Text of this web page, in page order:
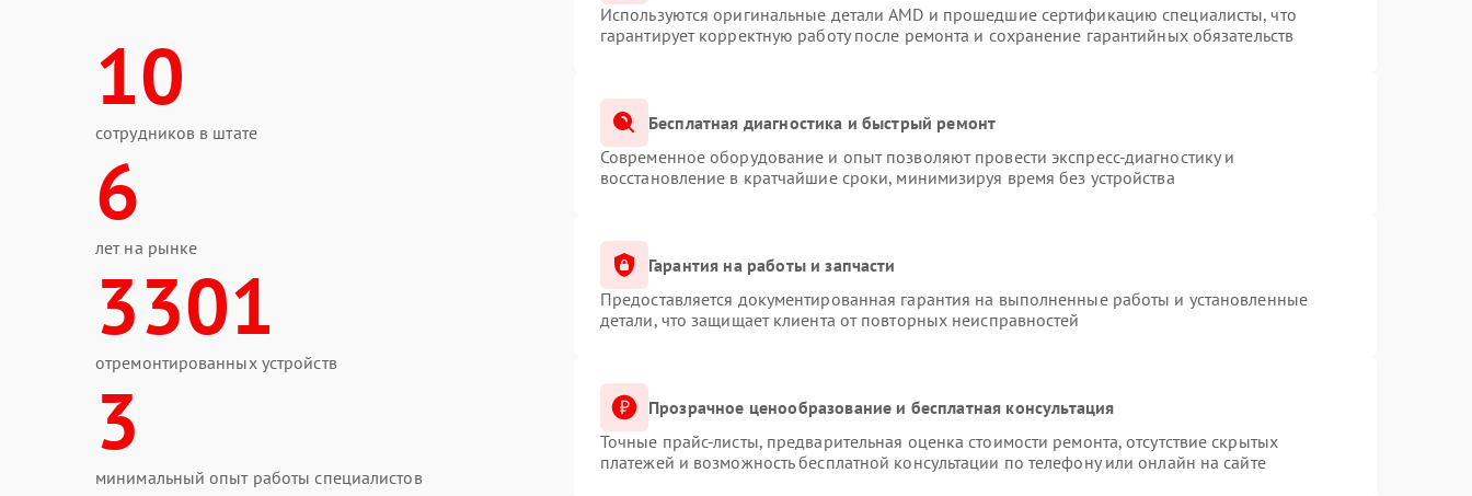
10
сотрудников в штате
6
лет на рынке
3301
отремонтированных устройств
3
минимальный опыт работы специалистов
Используются оригинальные детали AMD и прошедшие сертификацию специалисты, что
гарантирует корректную работу после ремонта и сохранение гарантийных обязательств
Бесплатная диагностика и быстрый ремонт
Современное оборудование и опыт позволяют провести экспресс-диагностику и
восстановление в кратчайшие сроки, минимизируя время без устройства
Гарантия на работы и запчасти
Предоставляется документированная гарантия на выполненные работы и установленные
детали, что защищает клиента от повторных неисправностей
Прозрачное ценообразование и бесплатная консультация
Точные прайс-листы, предварительная оценка стоимости ремонта, отсутствие скрытых
платежей и возможность бесплатной консультации по телефону или онлайн на сайте